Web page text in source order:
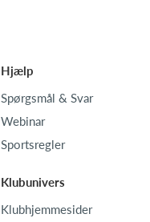
Hjælp
Spørgsmål & Svar
Webinar
Sportsregler
Klubunivers
Klubhjemmesider